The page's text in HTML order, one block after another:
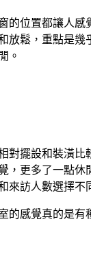
的位置都讓人感
放鬆，重點是幾
。
對擺設和裝潢比
，更多了一點休
來訪人數選擇不
的感覺真的是有